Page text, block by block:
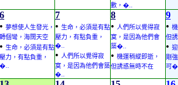
數，�..
6
• 夢想使人生發光，
轉個彎，海闊天空
• 生命，必須是有點
壓力，有點負重，
�..
7
• 生命，必須是有點
壓力，有點負重，
�..
• 人們所以覺得寂
寞，是因為他們會築
�..
8
• 人們所以覺得寂
寞，是因為他們會
築�..
• 機運稍縱即逝，
但誘惑無時不在
9
•
但
•
剛
可�..